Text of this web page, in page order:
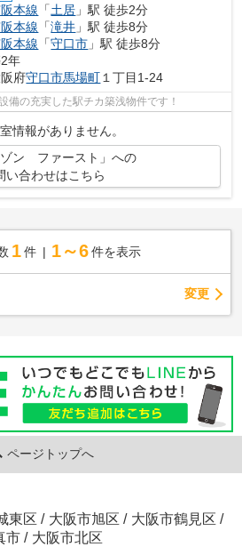
本線 「土居 」駅 徒歩2分
本線 「滝井 」駅 徒歩8分
本線 「守口市 」駅 徒歩8分
年
府守口市馬場町 １丁目1-24
備の充実した駅チカ築浅物件です！
情報がありません。
ゾン ファースト」への
い合わせはこちら
1 件 1～6 件を表示
変更
ページトップへ
東区 / 大阪市旭区 / 大阪市鶴見区 /
市 / 大阪市北区